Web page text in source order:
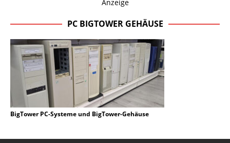
Anzeige
PC BIGTOWER GEHÄUSE
BigTower PC-Systeme und BigTower-Gehäuse